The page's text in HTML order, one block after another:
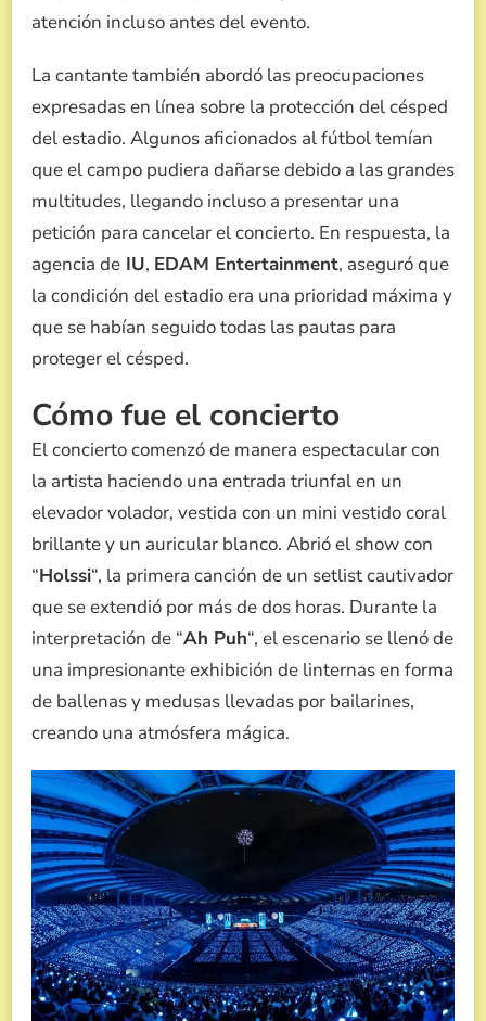
atención incluso antes del evento.
La cantante también abordó las preocupaciones
expresadas en línea sobre la protección del césped
del estadio. Algunos aficionados al fútbol temían
que el campo pudiera dañarse debido a las grandes
multitudes, llegando incluso a presentar una
petición para cancelar el concierto. En respuesta, la
agencia de IU, EDAM Entertainment, aseguró que
la condición del estadio era una prioridad máxima y
que se habían seguido todas las pautas para
proteger el césped.
Cómo fue el concierto
El concierto comenzó de manera espectacular con
la artista haciendo una entrada triunfal en un
elevador volador, vestida con un mini vestido coral
brillante y un auricular blanco. Abrió el show con
“Holssi“, la primera canción de un setlist cautivador
que se extendió por más de dos horas. Durante la
interpretación de “Ah Puh“, el escenario se llenó de
una impresionante exhibición de linternas en forma
de ballenas y medusas llevadas por bailarines,
creando una atmósfera mágica.